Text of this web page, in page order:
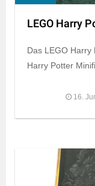
LEGO Harry
Das LEGO Harry
Harry Potter
16.